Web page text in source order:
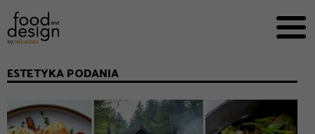


EKSPERCI
FOOD WORKING
ESTETYKA PODANIA